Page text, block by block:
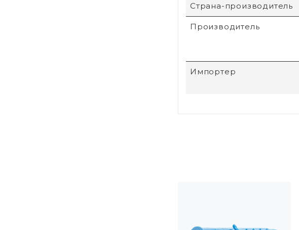
Страна-производитель
Производитель
Импортер